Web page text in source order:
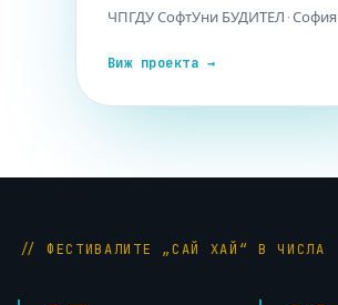
ЧПГДУ СофтУни БУДИТЕЛ · София
Виж проекта →
// ФЕСТИВАЛИТЕ „САЙ ХАЙ“ В ЧИСЛА